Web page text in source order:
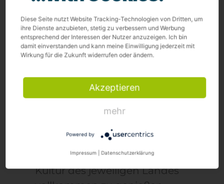
Fokussiere Dich auf das
Wesentliche. Arbeite Deine To-Dos
Schritt für Schritt ab, plane Deine
darauf, dass Du Dich nicht von zu
vielen nebensächlichen Themen
negativ beeinflussen lässt.
nach deinen To-Dos auch
abzuschalten und die Natur und
Kultur des jeweiligen Landes
Diese Seite nutzt Website Tracking-Technologien von Dritten, um
ihre Dienste anzubieten, stetig zu verbessern und Werbung
entsprechend der Interessen der Nutzer anzuzeigen. Ich bin
damit einverstanden und kann meine Einwilligung jederzeit mit
Wirkung für die Zukunft widerrufen oder ändern.
Akzeptieren
mehr
Powered by
Impressum Datenschutzerklärung